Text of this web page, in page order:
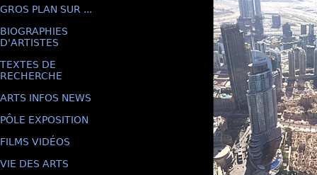
GROS PLAN SUR ...
BIOGRAPHIES
D'ARTISTES
TEXTES DE
RECHERCHE
ARTS INFOS NEWS
PÔLE EXPOSITION
FILMS VIDÉOS
VIE DES ARTS